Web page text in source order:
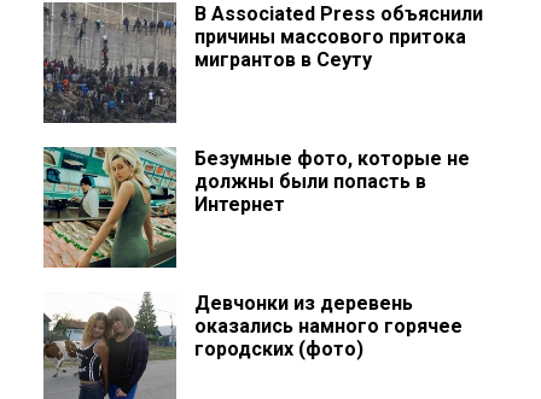
В Associated Press объяснили
причины массового притока
мигрантов в Сеуту
Безумные фото, которые не
должны были попасть в
Интернет
Девчонки из деревень
оказались намного горячее
городских (фото)